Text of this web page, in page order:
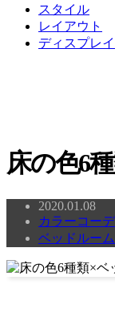
スタイル
レイアウト
ディスプレイ
床の色6
2020.01.08
カラーコー
ベッドルーム